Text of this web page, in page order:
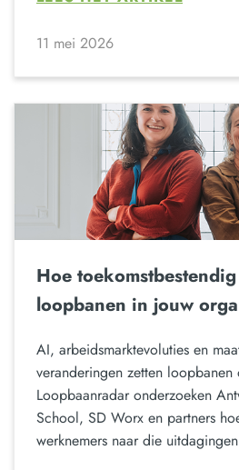
11 mei 2026
Hoe
loopbanen in jouw
AI, arbeidsmarktevoluties en
veranderingen zetten
Loopbaanradar onderzoeken
School, SD Worx en partners
werknemers naar die